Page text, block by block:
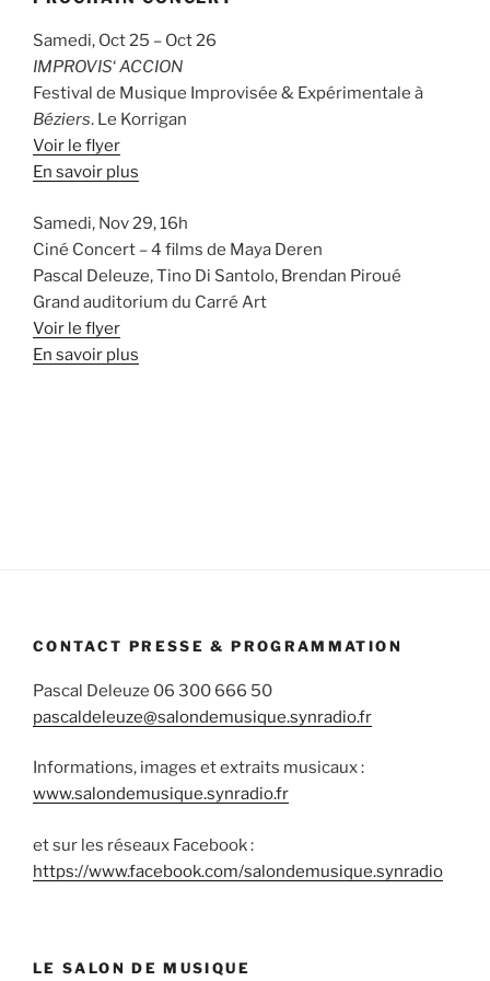
Samedi, Oct 25 – Oct 26
IMPROVIS‘ACCION
Festival de Musique Improvisée & Expérimentale à
Béziers. Le Korrigan
Voir le flyer
En savoir plus
Samedi, Nov 29, 16h
Ciné Concert – 4 films de Maya Deren
Pascal Deleuze, Tino Di Santolo, Brendan Piroué
Grand auditorium du Carré Art
Voir le flyer
En savoir plus
CONTACT PRESSE & PROGRAMMATION
Pascal Deleuze 06 300 666 50
pascaldeleuze@salondemusique.synradio.fr
Informations, images et extraits musicaux :
www.salondemusique.synradio.fr
et sur les réseaux Facebook :
https://www.facebook.com/salondemusique.synradio
LE SALON DE MUSIQUE